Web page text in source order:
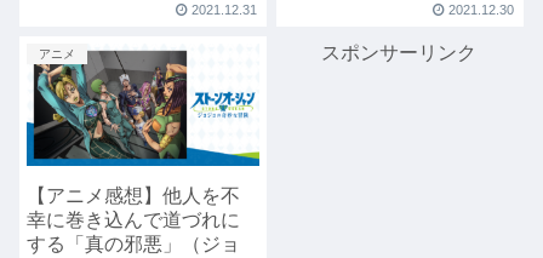
2021.12.31 2021.12.30
アニメ
【アニメ感想】他人を不
幸に巻き込んで道づれに
する「真の邪悪」（ジョ
スポンサーリンク